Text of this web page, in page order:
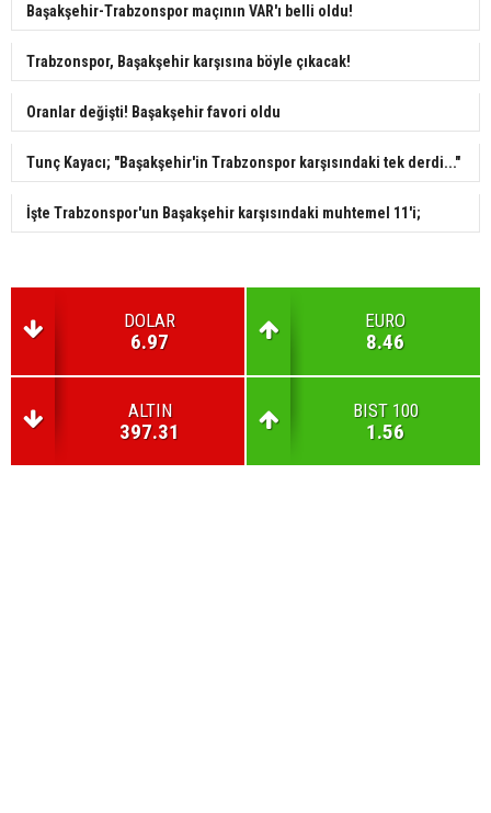
Başakşehir-Trabzonspor maçının VAR'ı belli oldu!
Trabzonspor, Başakşehir karşısına böyle çıkacak!
Oranlar değişti! Başakşehir favori oldu
Tunç Kayacı; "Başakşehir'in Trabzonspor karşısındaki tek derdi..."
İşte Trabzonspor'un Başakşehir karşısındaki muhtemel 11'i;
DOLAR
6.97
EURO
8.46
ALTIN
397.31
BIST 100
1.56